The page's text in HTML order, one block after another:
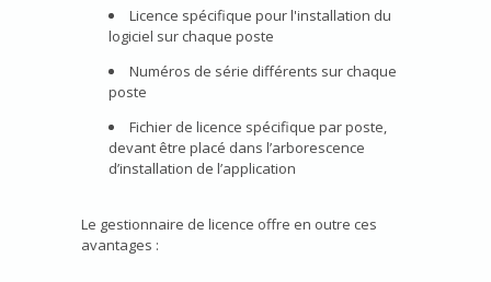
Licence spécifique pour l'installation du
logiciel sur chaque poste
Numéros de série différents sur chaque
poste
Fichier de licence spécifique par poste,
devant être placé dans l’arborescence
d’installation de l’application
Le gestionnaire de licence offre en outre ces
avantages :